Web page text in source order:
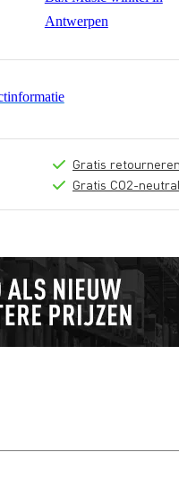
Antwerpen
Gratis retourneren
Gratis CO2-